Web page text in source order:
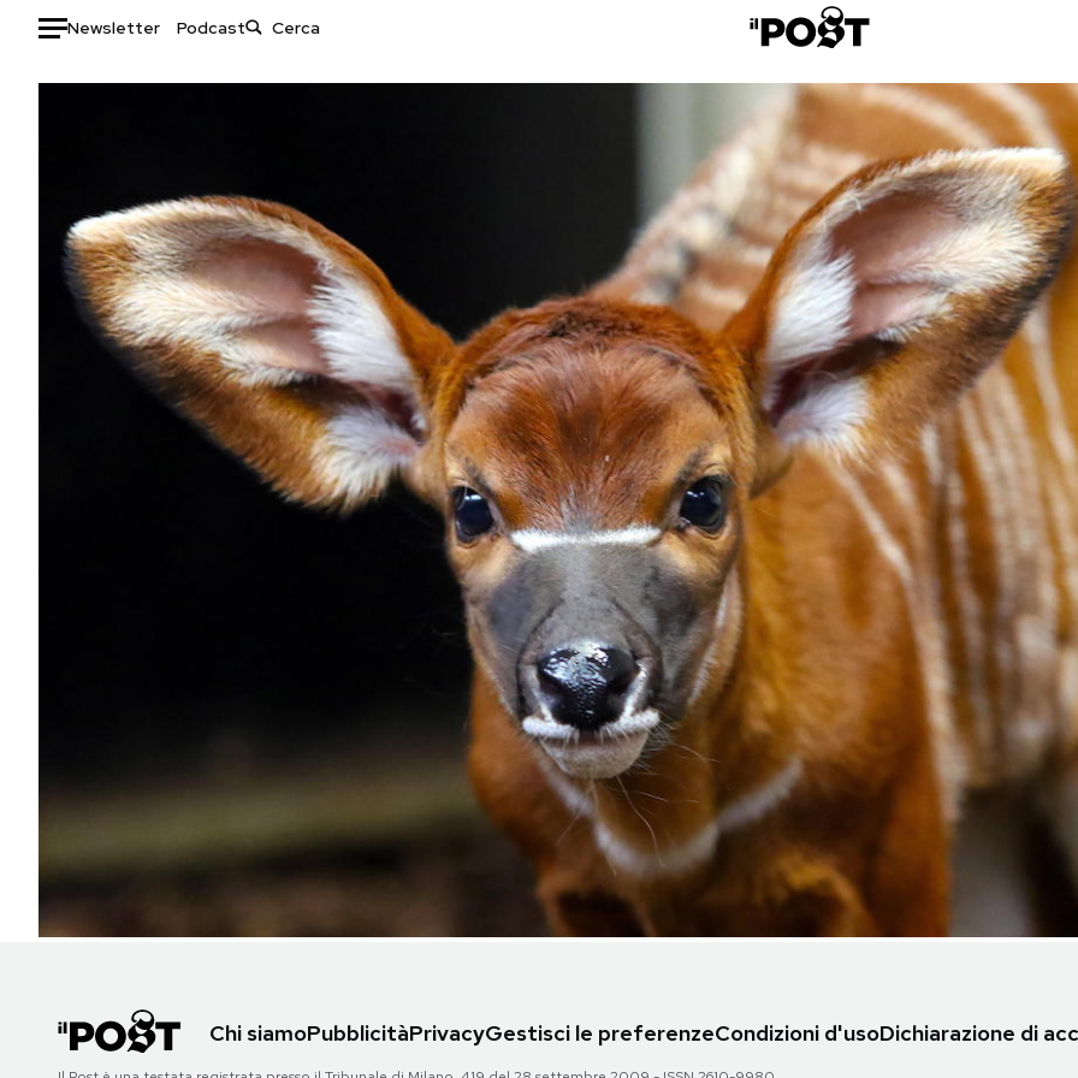
Newsletter Podcast
Auto
Italia
Mondo
Politica
Tecnologia
Internet
Scienza
Cultura
Libri
Consumismi
Storie/Idee
Ok Boomer!
Media
Europa
Altrecose
Mondiali calcio 2026
Area PersonaleChi siamoPubblicitàPrivacyGestisci le preferenzeCondizioni d'usoDichiarazione di